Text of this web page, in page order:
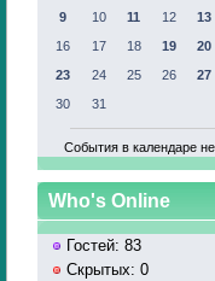
9
10 11 12 13
16
17 18 19 20
23
24 25 26 27
30
31
События в календаре
Who's Online
Гостей: 83
Скрытых: 0